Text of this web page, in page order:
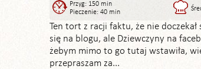
Przyg: 150 min
Pieczenie: 40 min
Ten tort z racji faktu, że nie doczekał
się na blogu, ale Dziewczyny na
żebym mimo to go tutaj wstawiła,
przepraszam za...